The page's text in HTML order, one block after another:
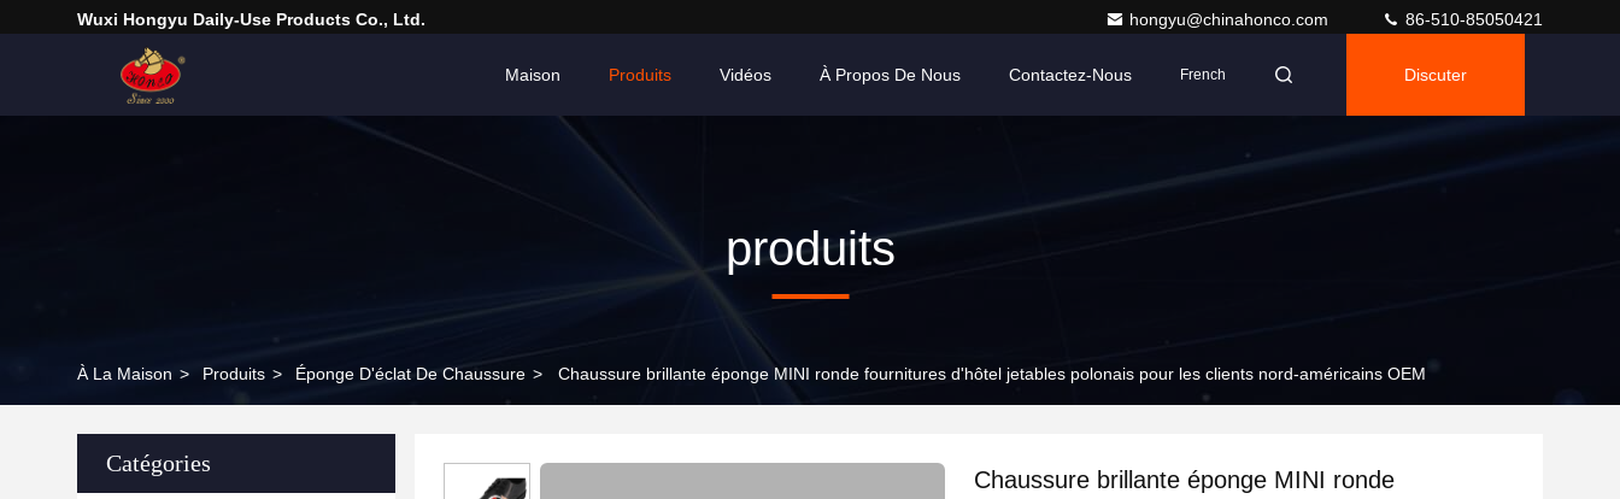
Wuxi Hongyu Daily-Use Products Co., Ltd. hongyu@chinahonco.com 86-510-85050421
Maison Produits Vidéos À Propos De Nous Contactez-Nous French Discuter
produits
À La Maison > Produits > Éponge D'éclat De Chaussure > Chaussure brillante éponge MINI ronde fournitures d'hôtel jetables polonais pour les clients nord-américains OEM
Catégories
Chaussure brillante éponge MINI ronde